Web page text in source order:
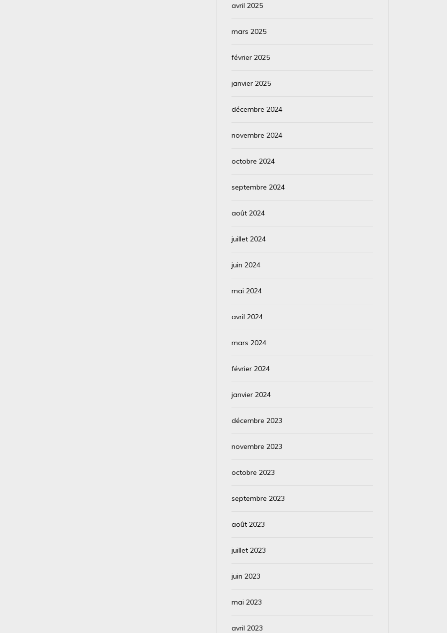
avril 2025
mars 2025
février 2025
janvier 2025
décembre 2024
novembre 2024
octobre 2024
septembre 2024
août 2024
juillet 2024
juin 2024
mai 2024
avril 2024
mars 2024
février 2024
janvier 2024
décembre 2023
novembre 2023
octobre 2023
septembre 2023
août 2023
juillet 2023
juin 2023
mai 2023
avril 2023